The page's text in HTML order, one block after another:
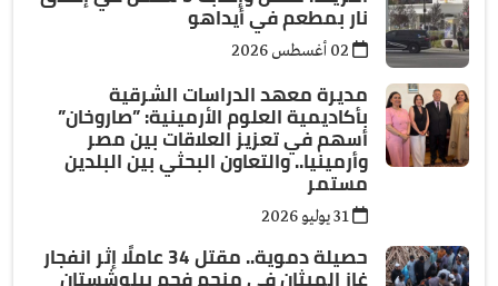
نار بمطعم في أيداهو
مديرة معهد الدراسات الشرقية
بأكاديمية العلوم الأرمينية: ”صاروخان”
أسهم في تعزيز العلاقات بين مصر
وأرمينيا.. والتعاون البحثي بين البلدين
مستمر
حصيلة دموية.. مقتل 34 عاملًا إثر انفجار